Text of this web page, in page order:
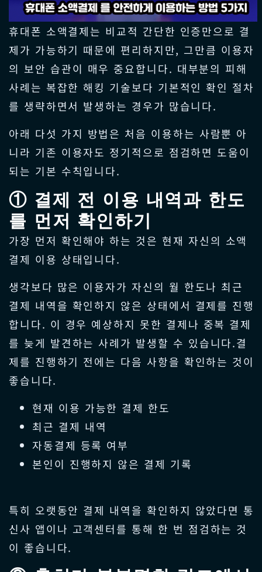
휴대폰 소액결제는 비교적 간단한 인증만으로 결
제가 가능하기 때문에 편리하지만, 그만큼 이용자
의 보안 습관이 매우 중요합니다. 대부분의 피해
사례는 복잡한 해킹 기술보다 기본적인 확인 절차
를 생략하면서 발생하는 경우가 많습니다.
아래 다섯 가지 방법은 처음 이용하는 사람뿐 아
니라 기존 이용자도 정기적으로 점검하면 도움이
되는 기본 수칙입니다.
① 결제 전 이용 내역과 한도
를 먼저 확인하기
가장 먼저 확인해야 하는 것은 현재 자신의 소액
결제 이용 상태입니다.
생각보다 많은 이용자가 자신의 월 한도나 최근
결제 내역을 확인하지 않은 상태에서 결제를 진행
합니다. 이 경우 예상하지 못한 결제나 중복 결제
를 늦게 발견하는 사례가 발생할 수 있습니다.결
제를 진행하기 전에는 다음 사항을 확인하는 것이
좋습니다.
현재 이용 가능한 결제 한도
최근 결제 내역
자동결제 등록 여부
본인이 진행하지 않은 결제 기록
특히 오랫동안 결제 내역을 확인하지 않았다면 통
신사 앱이나 고객센터를 통해 한 번 점검하는 것
이 좋습니다.